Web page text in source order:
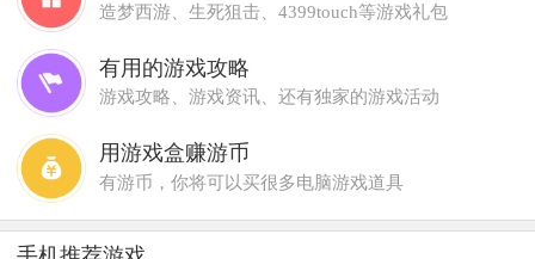
造梦西游、生死狙击、4399touch等游戏礼包
有用的游戏攻略
游戏攻略、游戏资讯、还有独家的游戏活动
用游戏盒赚游币
有游币，你将可以买很多电脑游戏道具